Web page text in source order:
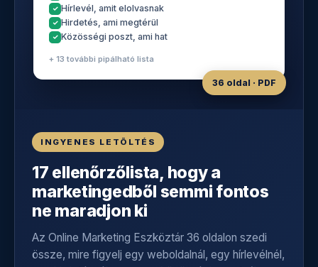
Hírlevél, amit elolvasnak
Hirdetés, ami megtérül
Közösségi poszt, ami hat
+ 13 további pipálható lista
36 oldal · PDF
INGYENES LETÖLTÉS
17 ellenőrzőlista, hogy a
marketingedből semmi fontos
ne maradjon ki
Az Online Marketing Eszköztár 36 oldalon szedi
össze, mire figyelj egy weboldalnál, egy hírlevélnél,